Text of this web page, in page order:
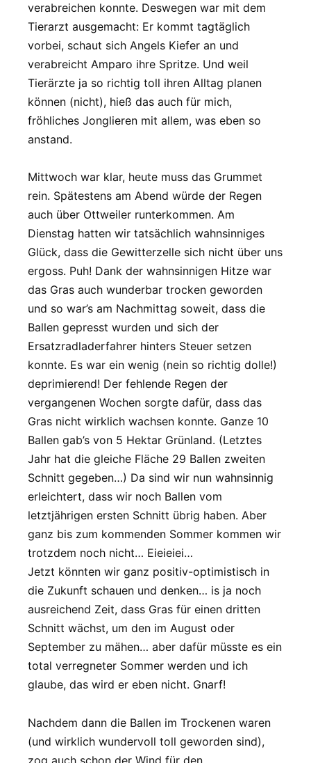
verabreichen konnte. Deswegen war mit dem
Tierarzt ausgemacht: Er kommt tagtäglich
vorbei, schaut sich Angels Kiefer an und
verabreicht Amparo ihre Spritze. Und weil
Tierärzte ja so richtig toll ihren Alltag planen
können (nicht), hieß das auch für mich,
fröhliches Jonglieren mit allem, was eben so
anstand.
Mittwoch war klar, heute muss das Grummet
rein. Spätestens am Abend würde der Regen
auch über Ottweiler runterkommen. Am
Dienstag hatten wir tatsächlich wahnsinniges
Glück, dass die Gewitterzelle sich nicht über uns
ergoss. Puh! Dank der wahnsinnigen Hitze war
das Gras auch wunderbar trocken geworden
und so war’s am Nachmittag soweit, dass die
Ballen gepresst wurden und sich der
Ersatzradladerfahrer hinters Steuer setzen
konnte. Es war ein wenig (nein so richtig dolle!)
deprimierend! Der fehlende Regen der
vergangenen Wochen sorgte dafür, dass das
Gras nicht wirklich wachsen konnte. Ganze 10
Ballen gab’s von 5 Hektar Grünland. (Letztes
Jahr hat die gleiche Fläche 29 Ballen zweiten
Schnitt gegeben…) Da sind wir nun wahnsinnig
erleichtert, dass wir noch Ballen vom
letztjährigen ersten Schnitt übrig haben. Aber
ganz bis zum kommenden Sommer kommen wir
trotzdem noch nicht… Eieieiei…
Jetzt könnten wir ganz positiv-optimistisch in
die Zukunft schauen und denken… is ja noch
ausreichend Zeit, dass Gras für einen dritten
Schnitt wächst, um den im August oder
September zu mähen… aber dafür müsste es ein
total verregneter Sommer werden und ich
glaube, das wird er eben nicht. Gnarf!
Nachdem dann die Ballen im Trockenen waren
(und wirklich wundervoll toll geworden sind),
zog auch schon der Wind für den